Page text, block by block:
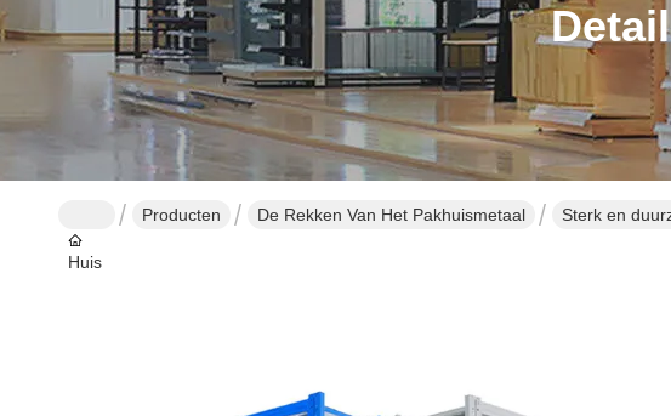
Huis
Producten De Rekken Van Het Pakhuismetaal Sterk en